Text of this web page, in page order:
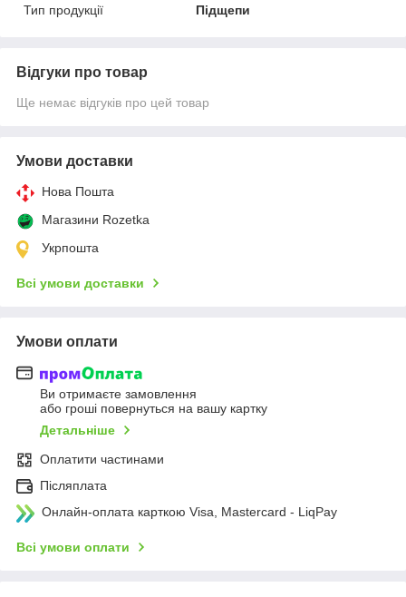
Тип продукції
Підщепи
Відгуки про товар
Ще немає відгуків про цей товар
Умови доставки
Нова Пошта
Магазини Rozetka
Укрпошта
Всі умови доставки
Умови оплати
Ви отримаєте замовлення
або гроші повернуться на вашу картку
Детальніше
Оплатити частинами
Післяплата
Онлайн-оплата карткою Visa, Mastercard - LiqPay
Всі умови оплати